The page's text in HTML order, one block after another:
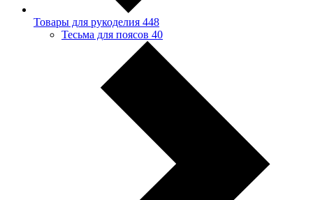
Товары для рукоделия 448
Тесьма для поясов 40